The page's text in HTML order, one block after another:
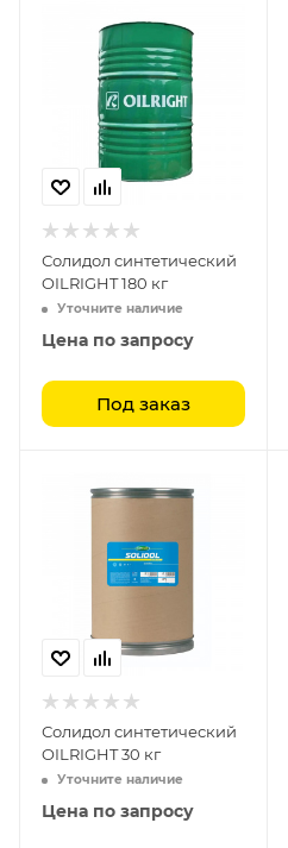
Солидол синтетический
OILRIGHT 180 кг
Уточните наличие
Цена по запросу
Под заказ
Солидол синтетический
OILRIGHT 30 кг
Уточните наличие
Цена по запросу